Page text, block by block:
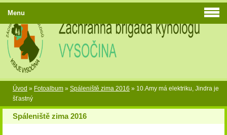
Úvod » Fotoalbum » Spáleniště zima 2016 » 10.Amy má elektriku, Jindra je
šťastný
Spáleniště zima 2016
Menu